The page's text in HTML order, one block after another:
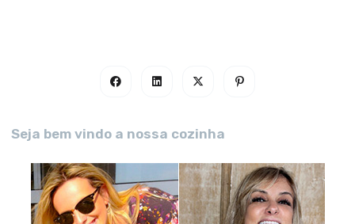
Seja bem vindo a nossa cozinha